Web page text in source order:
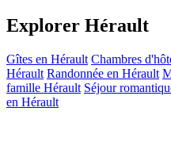
Explorer Hérault
Gîtes en Hérault Chambres
Hérault Randonnée en Hérault
famille Hérault Séjour
en Hérault